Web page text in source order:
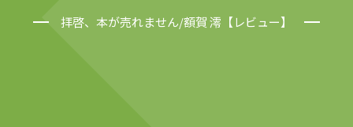
拝啓、本が売れません/額賀 澪【レビュー】